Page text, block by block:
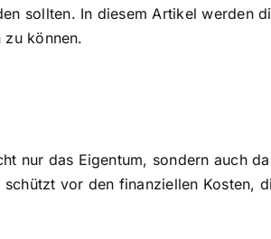
sollten. In diesem Artikel werden
können.
nur das Eigentum, sondern auch
schützt vor den finanziellen Kosten,